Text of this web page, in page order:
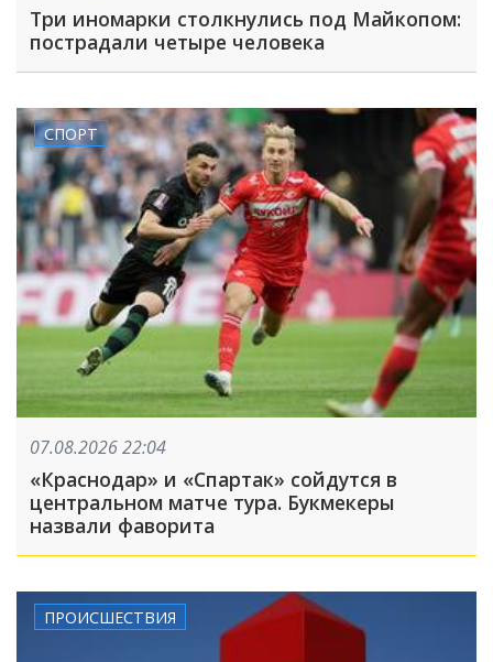
Три иномарки столкнулись под Майкопом:
пострадали четыре человека
СПОРТ
07.08.2026 22:04
«Краснодар» и «Спартак» сойдутся в
центральном матче тура. Букмекеры
назвали фаворита
ПРОИСШЕСТВИЯ